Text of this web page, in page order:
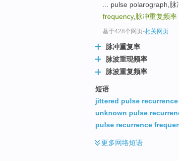
... pulse polarograph,
frequency, 脉冲重复频率
基于428个网页-相关网页
脉冲重复率
脉波重现频率
脉波重复频率
短语
jittered pulse
unknown pulse
pulse recurrence
更多网络短语